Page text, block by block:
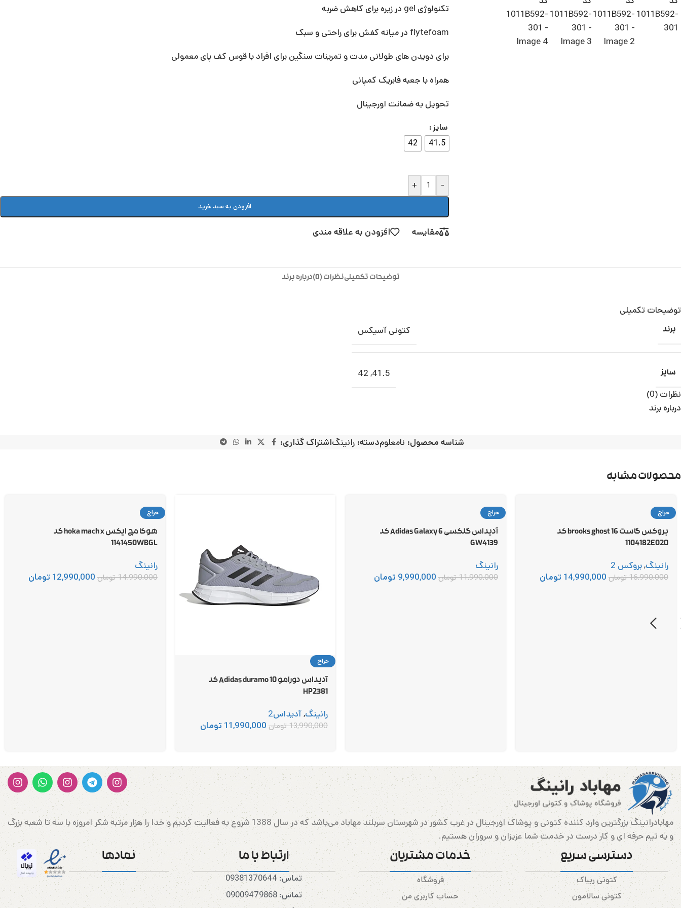
تکنولوژی gel در زیره برای کاهش ضربه
flytefoam در میانه کفش برای راحتی و سبک
برای دویدن های طولانی مدت و تمرینات سنگین برای افراد با قوس کف پای معمولی
همراه با جعبه فابریک کمپانی
تحویل به ضمانت اورجینال
سایز
41.5
42
-
+
افزودن به سبد خرید
مقایسه افزودن به علاقه مندی
توضیحات تکمیلینظرات (0) درباره برند
توضیحات تکمیلی
برند کتونی آسیکس
سایز 41.5
,
42
نظرات (0)
درباره برند
شناسه محصول: نامعلومدسته: رانینگاشتراک گذاری:
محصولات مشابه
حراج
بروکس گاست 16 brooks ghost کد
1104182E020
رانینگ,بروکس 2
16,990,000تومان 14,990,000 تومان
حراج
آدیداس گلکسی 6 Adidas Galaxy کد
GW4139
رانینگ
11,990,000تومان 9,990,000 تومان
حراج
آدیداس دورامو 10 Adidas duramo کد
HP2381
رانینگ,آدیداس2
13,990,000تومان 11,990,000 تومان
حراج
هوکا مچ ایکس hoka mach x کد
1141450WBGL
رانینگ
14,990,000تومان 12,990,000 تومان
مهابادرانینگ بزرگترین وارد کننده کتونی و پوشاک اورجینال در غرب کشور در شهرستان سربلند مهاباد می‌باشد که در سال 1388 شروع به فعالیت کردیم و خدا را هزار مرتبه شکر امروزه با سه تا شعبه بزرگ
و یه تیم حرفه ای و کار درست در خدمت شما عزیزان و سروران هستیم.
دسترسی سریع
کتونی ریباک
کتونی سالامون
خدمات مشتریان
فروشگاه
حساب کاربری من
ارتباط با ما
تماس: 09381370644
تماس: 09009479868
نمادها